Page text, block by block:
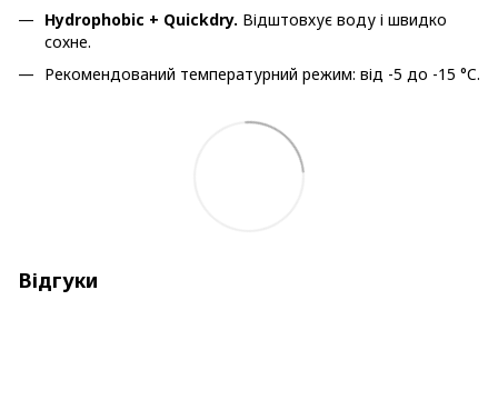
Hydrophobic + Quickdry. Відштовхує воду і швидко
сохне.
Рекомендований температурний режим: від -5 до -15 °C.
Відгуки